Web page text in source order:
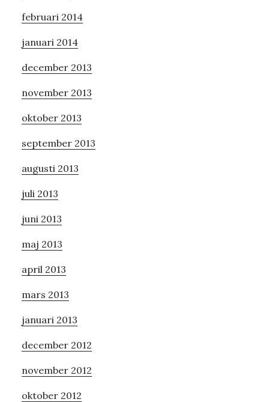
februari 2014
januari 2014
december 2013
november 2013
oktober 2013
september 2013
augusti 2013
juli 2013
juni 2013
maj 2013
april 2013
mars 2013
januari 2013
december 2012
november 2012
oktober 2012